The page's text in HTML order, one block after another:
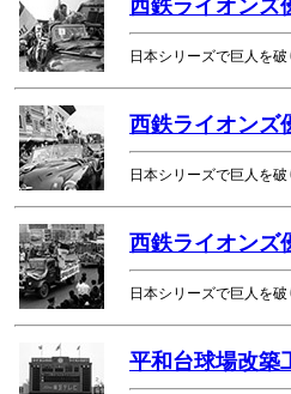
西鉄ライオンズ
日本シリーズで巨人を
西鉄ライオンズ
日本シリーズで巨人を
西鉄ライオンズ
日本シリーズで巨人を
平和台球場改築